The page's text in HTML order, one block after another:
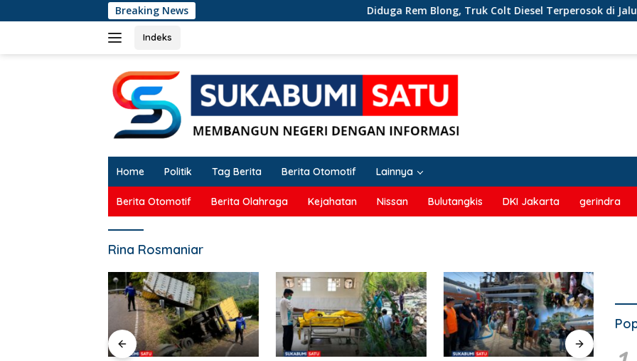
ke
Breaking News Diduga Rem Blong, Truk Colt Diesel Terperosok di Jalur
Indeks
Home Politik Tag Berita Berita Otomotif Lainnya
Berita Otomotif Berita Olahraga Kejahatan Nissan Bulutangkis DKI Jakarta gerindra
Rina Rosmaniar